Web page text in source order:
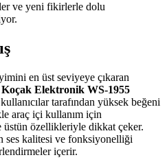
ve yeni fikirlerle dolu
en üst seviyeye çıkaran
Koçak Elektronik WS-1955
tarafından yüksek beğeni
araç içi kullanım için
üstün özellikleriyle dikkat çeker.
kalitesi ve fonksiyonelliği
içerir.